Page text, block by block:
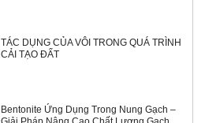
TÁC DỤNG CỦA VÔI TRONG QUÁ TRÌNH
CẢI TẠO ĐẤT
Bentonite Ứng Dụng Trong Nung Gạch –